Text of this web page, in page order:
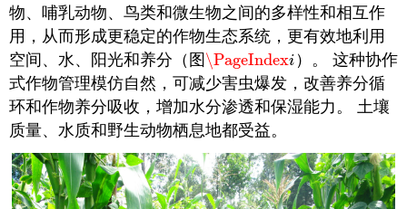
物、哺乳动物、鸟类和微生物之间的多样性和相互作
用，从而形成更稳定的作物生态系统，更有效地利用
空间、水、阳光和养分（图 \PageIndexi
\PageIndexi ）。 这种协作
式作物管理模仿自然，可减少害虫爆发，改善养分循
环和作物养分吸收，增加水分渗透和保湿能力。 土壤
质量、水质和野生动物栖息地都受益。